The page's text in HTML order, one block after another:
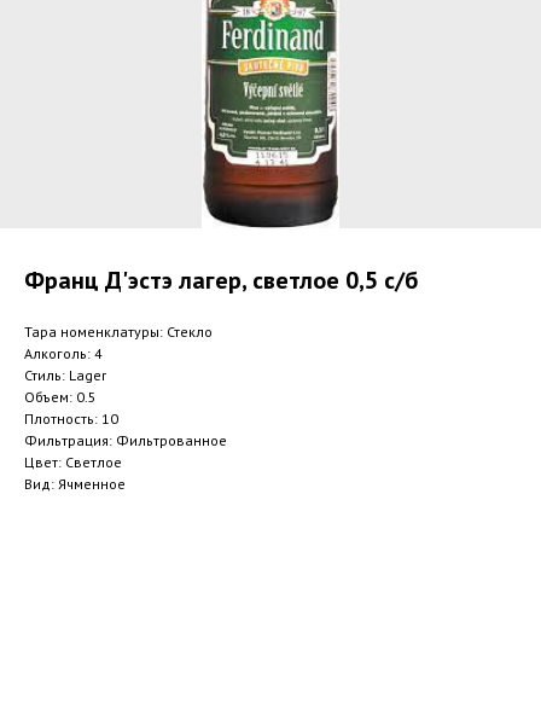
Франц Д'эстэ лагер, светлое 0,5 с/б
Тара номенклатуры: Стекло
Алкоголь: 4
Стиль: Lager
Объем: 0.5
Плотность: 10
Фильтрация: Фильтрованное
Цвет: Светлое
Вид: Ячменное